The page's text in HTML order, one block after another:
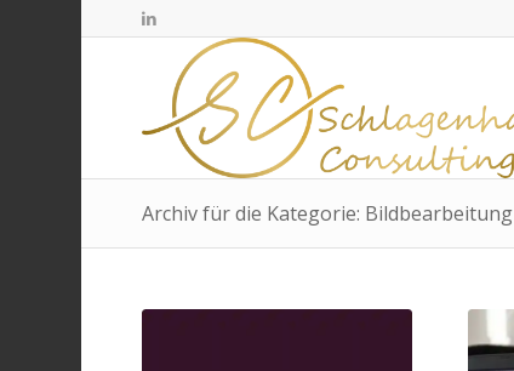
Archiv für die Kategorie: Bildbearbeitung